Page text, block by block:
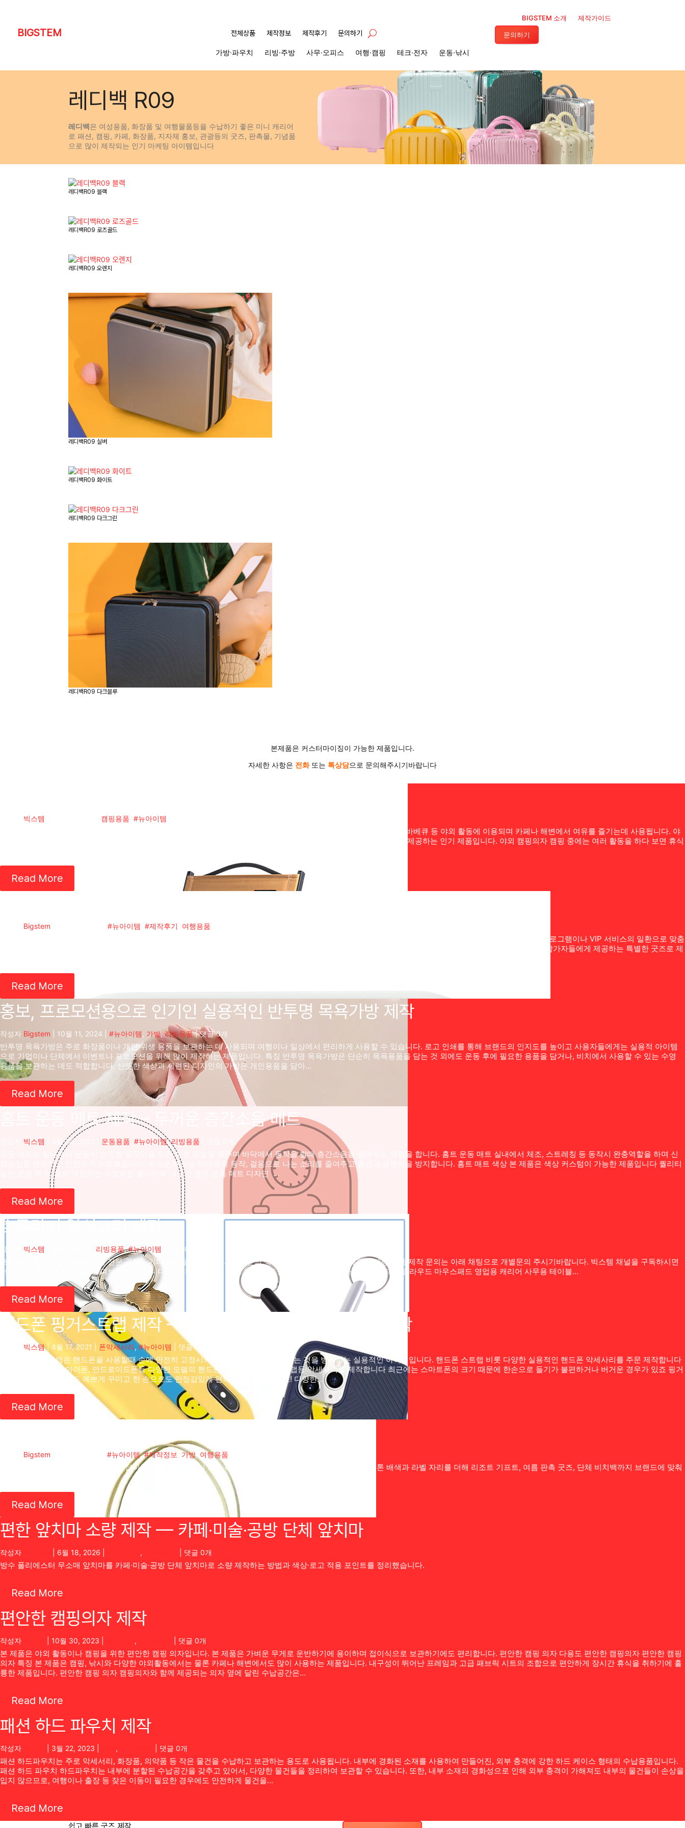
BIGSTEM 소개 제작가이드
BIGSTEM 전체상품 제작정보 제작후기 문의하기 문의하기
가방·파우치 리빙·주방 사무·오피스 여행·캠핑 테크·전자 운동·낚시
레디백 R09
레디백은 여성용품, 화장품 및 여행물품등을 수납하기 좋은 미니 캐리어
로 패션, 캠핑, 카페, 화장품, 지자체 홍보, 관광등의 굿즈, 판촉물, 기념품
으로 많이 제작되는 인기 마케팅 아이템입니다
레디백R09 블랙
레디백R09 로즈골드
레디백R09 오렌지
레디백R09 실버
레디백R09 화이트
레디백R09 다크그린
레디백R09 다크블루
본제품은 커스터마이징이 가능한 제품입니다.
자세한 사항은 전화또는 톡상담으로 문의해주시기바랍니다
빅스템 캠핑용품 #뉴아이템
야외 캠핑의자는 야외에서 쉴 때 사용되는 의자로, 가벼우면서도 튼튼하고 휴대하기 쉽습니다. 주로 캠핑이나 등산, 낚시, 바베큐 등 야외 활동에 이용되며 카페나 해변에서 여유를 즐기는데 사용됩니다. 야
외 캠핑의자 본 제품 내구성이 뛰어난 프레임과 퀄리티가 뛰어난 패브릭 시트가 조합되어 휴식을 위한 편안함과 편리함을 제공하는 인기 제품입니다. 야외 캠핑의자 캠핑 중에는 여러 활동을 하다 보면 휴식
Read More
Bigstem #뉴아이템 #제작후기 여행용품
여행 캐리어 강력한 마케팅 도구이자 기업 브랜딩 굿즈로로서 많이 제작되는 인기 아이템입니다. 특히 항공사, 금융기관, 프리미엄 서비스업계에서는 고객 리워드 프로그램이나 VIP 서비스의 일환으로 맞춤
제작 캐리어를 활용하고 있으며, 기업 임직원들의 출장용품이나 워크샵 기념품으로도 큰 인기를 끌고 있습니다. 또한 대학교나 교육기관에서는 해외연수 프로그램 참가자들에게 제공하는 특별한 굿즈로 제
Read More
홍보, 프로모션용으로 인기인 실용적인 반투명 목욕가방 제작
작성자 Bigstem 10월 11, 2024 #뉴아이템 가방,리빙용품| 댓글 0개
반투명 목욕가방은 주로 화장품이나 개인 위생 용품을 보관하는 데 사용되며 여행이나 일상에서 편리하게 사용할 수 있습니다. 로고 인쇄를 통해 브랜드의 인지도를 높이고 사용자들에게는 실용적 아이템
으로 기업이나 단체에서 이벤트나 프로모션을 위해 많이 제작하는 제품입니다. 특징 반투명 목욕가방은 단순히 목욕용품을 담는 것 외에도 운동 후에 필요한 용품을 담거나, 비치에서 사용할 수 있는 수영
용품을 보관하는 데도 적합합니다. 산뜻한 색상과 세련된 디자인의 가방은 개인용품을 담아…
Read More
홈트 운동 매트 제작 – 두꺼운 층간소음 매트
빅스템 3월 30, 2021 운동용품 #뉴아이템,리빙용품
운동 매트는 실내에서 운동시 안전한 움직임을 위한 보호 역할을 해주며 바닥에서 동작을 할때 층간소음을 줄여주는 역할을 합니다. 홈트 운동 매트 실내에서 체조, 스트레칭 등 동작시 완충역할을 하며 신
체손상을 방지하고 안전하게 보호해줍니다. 두꺼운 매트는 바닥위의 동작, 걸음으로 나는 소리를 줄여주고 층간 소음방지을 방지합니다. 홈트 매트 색상 본 제품은 색상 커스텀이 가능한 제품입니다 퀄리티
일반 운동 매트, 홈트 매트와는 차별화된 퀄리티와 내구성 홈트 운동 매트 디자인 …
Read More
호루라기 열쇠고리 제작
작성자 빅스템 리빙용품,#뉴아이템 | 댓글 0개
호루라기 열쇠고리 캐릭터 제작 전문 공장 – 기타 제품들 – 열쇠고리 제작 문의 색상 커스텀 또는 로고 인쇄등 마케팅 제품 제작 문의는 아래 채팅으로 개별문의 주시기바랍니다. 빅스템 채널을 구독하시면
더 많은 상품을 정기적으로 살펴보실 수 있습니다 동물 통통 페이스 키링 컬러 배드민턴 셔틀콕 키링 스마트 마우스패드 클라우드 마우스패드 영업용 캐리어 사무용 테이블…
Read More
핸드폰 핑거스트랩 제작 – 각종 스마트폰 악세사리 주문 제작
빅스템| 4월 17, 2021 폰악세사리,#뉴아이템 | 댓글 0개
핸드폰 핑거스트랩은 핸드폰을 사용할때 손에 안전히 고정시켜 손에서 떨어트려 손상되는 것을 방지하는 실용적인 아이템입니다. 핸드폰 스트랩 비롯 다양한 실용적인 핸드폰 악세사리를 주문 제작합니다
핸드폰 핑거스트랩 아이폰, 안드로이드폰등 다양한 모델의 핸드폰의 케이스, 핑거 스트랩등 악세사리를 제작합니다 최근에는 스마트폰의 크기 때문에 한손으로 들기가 불편하거나 버거운 경우가 있죠 핑거
스트랩 하나로 핸드폰도 예쁘게 꾸미고 한 손으로도 안정감있게 편하게 사용할 수 있죠! 다양한…
Read More
Bigstem #뉴아이템,#제작정보 가방, 여행용품
펼쳐진 매쉬 가방은 비우면 부채꼴로 접히고 담으면 대용량이 되는 여름 비치백입니다. 물 빠지는 메쉬 소재에 투톤 배색과 라벨 자리를 더해 리조트 기프트, 여름 판촉 굿즈, 단체 비치백까지 브랜드에 맞춰
Read More
편한 앞치마 소량 제작 — 카페·미술·공방 단체 앞치마
작성자 6월 18, 2026 , | 댓글 0개
방수 폴리에스터 무소매 앞치마를 카페·미술·공방 단체 앞치마로 소량 제작하는 방법과 색상·로고 적용 포인트를 정리했습니다.
Read More
편안한 캠핑의자 제작
작성자 10월 30, 2023 , | 댓글 0개
본 제품은 야외 활동이나 캠핑을 위한 편안한 캠핑 의자입니다. 본 제품은 가벼운 무게로 운반하기에 용이하며 접이식으로 보관하기에도 편리합니다. 편안한 캠핑 의자 다용도 편안한 캠핑의자 편안한 캠핑
의자 특징 본 제품은 캠핑, 낚시와 다양한 야외활동에서는 물론 카페나 해변에서도 많이 사용하는 제품입니다. 내구성이 뛰어난 프레임과 고급 패브릭 시트의 조합으로 편안하게 장시간 휴식을 취하기에 훌
륭한 제품입니다. 편안한 캠핑 의자 캠핑의자와 함께 제공되는 의자 옆에 달린 수납공간은…
Read More
패션 하드 파우치 제작
작성자 3월 22, 2023 , | 댓글 0개
패션 하드파우치는 주로 악세서리, 화장품, 의약품 등 작은 물건을 수납하고 보관하는 용도로 사용됩니다. 내부에 경화된 소재를 사용하여 만들어진, 외부 충격에 강한 하드 케이스 형태의 수납용품입니다.
패션 하드 파우치 하드파우치는 내부에 분할된 수납공간을 갖추고 있어서, 다양한 물건들을 정리하여 보관할 수 있습니다. 또한, 내부 소재의 경화성으로 인해 외부 충격이 가해져도 내부의 물건들이 손상을
입지 않으므로, 여행이나 출장 등 잦은 이동이 필요한 경우에도 안전하게 물건을…
Read More